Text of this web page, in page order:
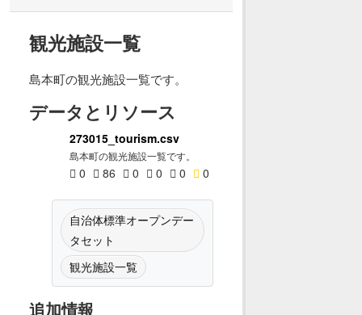
観光施設一覧
島本町の観光施設一覧です。
データとリソース
273015_tourism.csv
島本町の観光施設一覧です。
0 86 0 0 0 0
自治体標準オープンデー
タセット
観光施設一覧
追加情報